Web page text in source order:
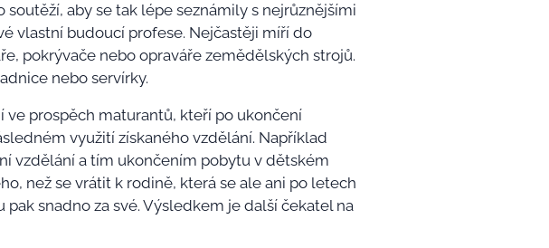
aby se tak lépe seznámily s nejrůznějšími
vlastní budoucí profese. Nejčastěji míří do
pokrývače nebo opraváře zemědělských strojů.
nebo servírky.
prospěch maturantů, kteří po ukončení
využití získaného vzdělání. Například
vzdělání a tím ukončením pobytu v dětském
než se vrátit k rodině, která se ale ani po letech
snadno za své. Výsledkem je další čekatel na